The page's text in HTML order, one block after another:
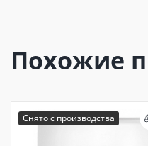
Похожие
Снято с производства